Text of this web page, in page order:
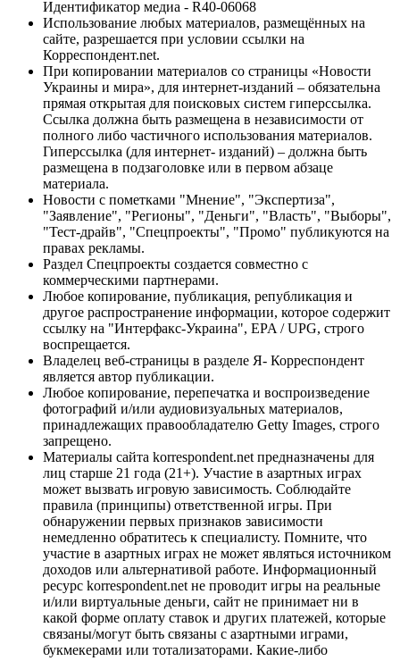
Идентификатор медиа - R40-06068
Использование любых материалов, размещённых на
сайте, разрешается при условии ссылки на
Корреспондент.net.
При копировании материалов со страницы «Новости
Украины и мира», для интернет-изданий – обязательна
прямая открытая для поисковых систем гиперссылка.
Ссылка должна быть размещена в независимости от
полного либо частичного использования материалов.
Гиперссылка (для интернет- изданий) – должна быть
размещена в подзаголовке или в первом абзаце
материала.
Новости с пометками "Мнение", "Экспертиза",
"Заявление", "Регионы", "Деньги", "Власть", "Выборы",
"Тест-драйв", "Спецпроекты", "Промо" публикуются на
правах рекламы.
Раздел Спецпроекты создается совместно с
коммерческими партнерами.
Любое копирование, публикация, републикация и
другое распространение информации, которое содержит
ссылку на "Интерфакс-Украина", EPA / UPG, строго
воспрещается.
Владелец веб-страницы в разделе Я- Корреспондент
является автор публикации.
Любое копирование, перепечатка и воспроизведение
фотографий и/или аудиовизуальных материалов,
принадлежащих правообладателю Getty Images, строго
запрещено.
Материалы сайта korrespondent.net предназначены для
лиц старше 21 года (21+). Участие в азартных играх
может вызвать игровую зависимость. Соблюдайте
правила (принципы) ответственной игры. При
обнаружении первых признаков зависимости
немедленно обратитесь к специалисту. Помните, что
участие в азартных играх не может являться источником
доходов или альтернативой работе. Информационный
ресурс korrespondent.net не проводит игры на реальные
и/или виртуальные деньги, сайт не принимает ни в
какой форме оплату ставок и других платежей, которые
связаны/могут быть связаны с азартными играми,
букмекерами или тотализаторами. Какие-либо